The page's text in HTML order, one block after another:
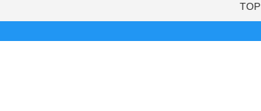
TOP